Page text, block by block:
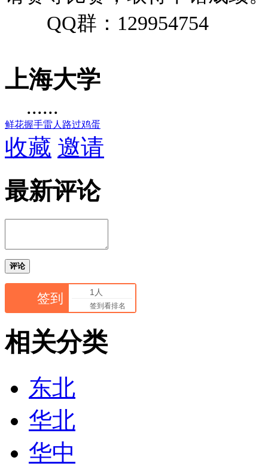
QQ群： 129954754
上海大学
......
鲜花握手雷人 路过鸡蛋
收藏 邀请
最新评论
评论
签到 1人
签到看排名
相关分类
东北
华北
华中